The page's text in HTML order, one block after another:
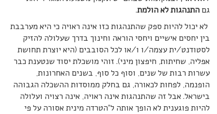
גם התנהגות לא הולמת.
לא יכול להיות ספק שהתנהגות כזו אינה ראויה כי היא מערבבת
בין יחסים אישיים ויחסי הוראה וחינוך בדרך שעלולה להזיק
לסטודנט/ית עצמה/ו ו/או לכל הסובבים (היא יוצרת תחושת
אפליה, שחיתות, חיפצון מיני). זוהי מושכלת יסוד שנטענת כבר
עשרות רבות של שנים, וסוף כל סוף, בשנים האחרונות,
הופנמה, לפחות לכאורה, גם בחלק ממוסדות ההשכלה הגבוהה
בישראל. אבל זה שהתנהגות אינה ראויה, אינה רצויה ועלולה
להיות פוגענית לא הופך אותה ל”הטרדה מינית אסורה על פי